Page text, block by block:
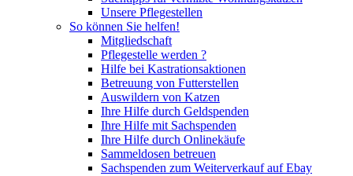
Unsere Pflegestellen
So können Sie helfen!
Mitgliedschaft
Pflegestelle werden ?
Hilfe bei Kastrationsaktionen
Betreuung von Futterstellen
Auswildern von Katzen
Ihre Hilfe durch Geldspenden
Ihre Hilfe mit Sachspenden
Ihre Hilfe durch Onlinekäufe
Sammeldosen betreuen
Sachspenden zum Weiterverkauf auf Ebay